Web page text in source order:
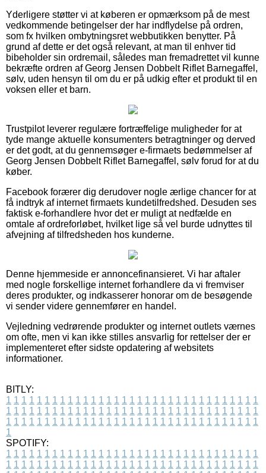
Yderligere støtter vi at køberen er opmærksom på de mest
vedkommende betingelser der har indflydelse på ordren,
som fx hvilken ombytningsret webbutikken benytter. På
grund af dette er det også relevant, at man til enhver tid
bibeholder sin ordremail, således man fremadrettet vil kunne
bekræfte ordren af Georg Jensen Dobbelt Riflet Barnegaffel,
sølv, uden hensyn til om du er på udkig efter et produkt til en
voksen eller et barn.
Trustpilot leverer regulære fortræffelige muligheder for at
tyde mange aktuelle konsumenters betragtninger og derved
er det godt, at du gennemsøger e-firmaets bedømmelser af
Georg Jensen Dobbelt Riflet Barnegaffel, sølv forud for at du
køber.
Facebook forærer dig derudover nogle ærlige chancer for at
få indtryk af internet firmaets kundetilfredshed. Desuden ses
faktisk e-forhandlere hvor det er muligt at nedfælde en
omtale af ordreforløbet, hvilket lige så vel burde udnyttes til
afvejning af tilfredsheden hos kunderne.
Denne hjemmeside er annoncefinansieret. Vi har aftaler
med nogle forskellige internet forhandlere da vi fremviser
deres produkter, og indkasserer honorar om de besøgende
vi sender videre gennemfører en handel.
Vejledning vedrørende produkter og internet outlets værnes
om ofte, men vi kan ikke stilles ansvarlig for rettelser der er
implementeret efter sidste opdatering af websitets
informationer.
BITLY:
1 1 1 1 1 1 1 1 1 1 1 1 1 1 1 1 1 1 1 1 1 1 1 1 1 1 1 1 1 1 1 1 1
1 1 1 1 1 1 1 1 1 1 1 1 1 1 1 1 1 1 1 1 1 1 1 1 1 1 1 1 1 1 1 1 1
1 1 1 1 1 1 1 1 1 1 1 1 1 1 1 1 1 1 1 1 1 1 1 1 1 1 1 1 1 1 1 1 1
1
SPOTIFY:
1 1 1 1 1 1 1 1 1 1 1 1 1 1 1 1 1 1 1 1 1 1 1 1 1 1 1 1 1 1 1 1 1
1 1 1 1 1 1 1 1 1 1 1 1 1 1 1 1 1 1 1 1 1 1 1 1 1 1 1 1 1 1 1 1 1